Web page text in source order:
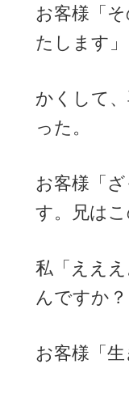
お客様「
たします」
かくして
った。
お客様「
す。兄はこ
私「ええ
んですか？
お客様「生